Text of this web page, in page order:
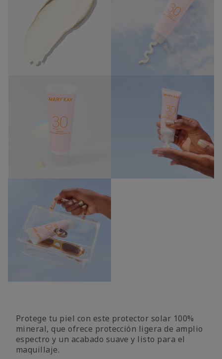
Protege tu piel con este protector solar 100%
mineral, que ofrece protección ligera de amplio
espectro y un acabado suave y listo para el
maquillaje.